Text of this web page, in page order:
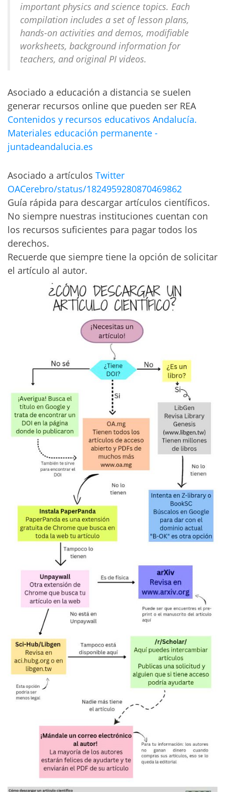
important physics and science topics. Each
compilation includes a set of lesson plans,
hands-on activities and demos, modifiable
worksheets, background information for
teachers, and original PI videos.
Asociado a educación a distancia se suelen
generar recursos online que pueden ser REA
Contenidos y recursos educativos Andalucía.
Materiales educación permanente -
juntadeandalucia.es
Asociado a artículos Twitter
OACerebro/status/1824959280870469862
Guía rápida para descargar artículos científicos.
No siempre nuestras instituciones cuentan con
los recursos suficientes para pagar todos los
derechos.
Recuerde que siempre tiene la opción de solicitar
el artículo al autor.